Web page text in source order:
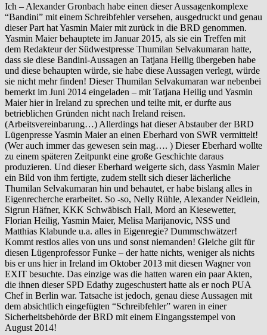
Ich – Alexander Gronbach habe einen dieser Aussagenkomplexe
“Bandini” mit einem Schreibfehler versehen, ausgedruckt und genau
dieser Part hat Yasmin Maier mit zurück in die BRD genommen.
Yasmin Maier behauptete im Januar 2015, als sie ein Treffen mit
dem Redakteur der Südwestpresse Thumilan Selvakumaran hatte,
dass sie diese Bandini-Aussagen an Tatjana Heilig übergeben habe
und diese behaupten würde, sie habe diese Aussagen verlegt, würde
sie nicht mehr finden! Dieser Thumilan Selvakumaran war nebenbei
bemerkt im Juni 2014 eingeladen – mit Tatjana Heilig und Yasmin
Maier hier in Ireland zu sprechen und teilte mit, er durfte aus
betrieblichen Gründen nicht nach Ireland reisen.
(Arbeitsvereinbarung…) Allerdings hat dieser Abstauber der BRD
Lügenpresse Yasmin Maier an einen Eberhard von SWR vermittelt!
(Wer auch immer das gewesen sein mag…. ) Dieser Eberhard wollte
zu einem späteren Zeitpunkt eine große Geschichte daraus
produzieren. Und dieser Eberhard weigerte sich, dass Yasmin Maier
ein Bild von ihm fertigte, zudem stellt sich dieser lächerliche
Thumilan Selvakumaran hin und behautet, er habe bislang alles in
Eigenrecherche erarbeitet. So -so, Nelly Rühle, Alexander Neidlein,
Sigrun Häfner, KKK Schwäbisch Hall, Mord an Kiesewetter,
Florian Heilig, Yasmin Maier, Melisa Marijanovic, NSS und
Matthias Klabunde u.a. alles in Eigenregie? Dummschwätzer!
Kommt restlos alles von uns und sonst niemanden! Gleiche gilt für
diesen Lügenprofessor Funke – der hatte nichts, weniger als nichts
bis er uns hier in Ireland im Oktober 2013 mit diesen Wagner von
EXIT besuchte. Das einzige was die hatten waren ein paar Akten,
die ihnen dieser SPD Edathy zugeschustert hatte als er noch PUA
Chef in Berlin war. Tatsache ist jedoch, genau diese Aussagen mit
dem absichtlich eingefügten “Schreibfehler” waren in einer
Sicherheitsbehörde der BRD mit einem Eingangsstempel von
August 2014!